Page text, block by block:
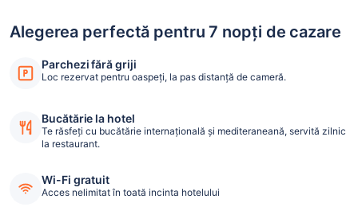
Alegerea perfectă pentru 7 nopți de cazare
Parchezi fără griji
Loc rezervat pentru oaspeți, la pas distanță de cameră.
Bucătărie la hotel
Te răsfeți cu bucătărie internaţională și mediteraneană, servită zilnic
la restaurant.
Wi-Fi gratuit
Acces nelimitat în toată incinta hotelului